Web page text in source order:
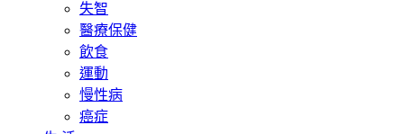
失智
醫療保健
飲食
運動
慢性病
癌症